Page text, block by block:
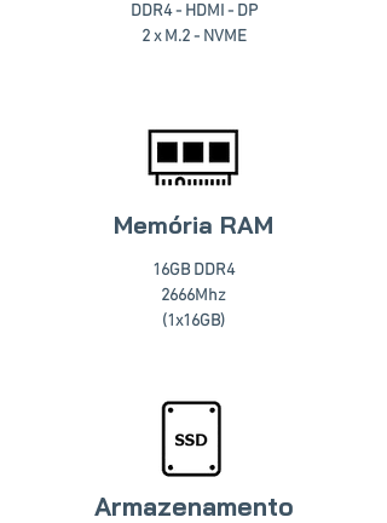
DDR4 - HDMI - DP
2 x M.2 - NVME
Memória RAM
16GB DDR4
2666Mhz
(1x16GB)
Armazenamento